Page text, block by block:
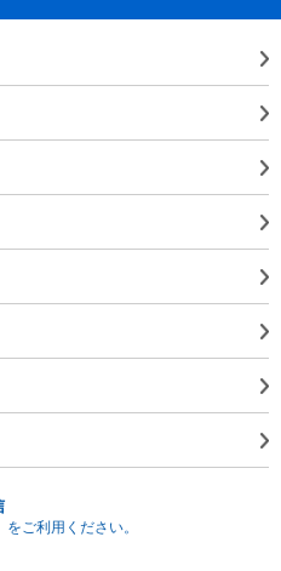
ご利用ください。